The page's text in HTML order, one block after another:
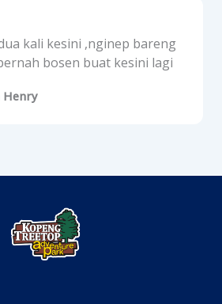
kali kesini ,nginep bareng
bosen buat kesini lagi
Henry